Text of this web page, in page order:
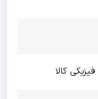
می‌کند. با
کالا